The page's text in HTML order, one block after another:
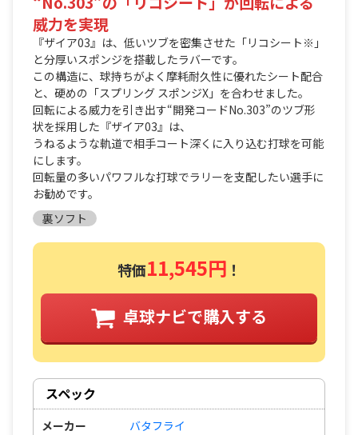
威力を実現
『ザイア03』は、低いツブを密集させた「リコシート※」
と分厚いスポンジを搭載したラバーです。
この構造に、球持ちがよく摩耗耐久性に優れたシート配合
と、硬めの「スプリング スポンジX」を合わせました。
回転による威力を引き出す“開発コードNo.303”のツブ形
状を採用した『ザイア03』は、
うねるような軌道で相手コート深くに入り込む打球を可能
にします。
回転量の多いパワフルな打球でラリーを支配したい選手に
お勧めです。
裏ソフト
特価11,545円 ！
卓球ナビで購入する
スペック
メーカー バタフライ